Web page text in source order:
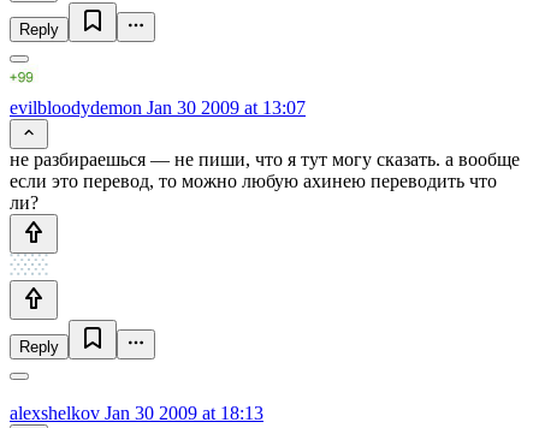
Reply
evilbloodydemon Jan 30 2009 at 13:07
не разбираешься — не пиши, что я тут могу сказать. а вообще
если это перевод, то можно любую ахинею переводить что
ли?
Reply
alexshelkov Jan 30 2009 at 18:13